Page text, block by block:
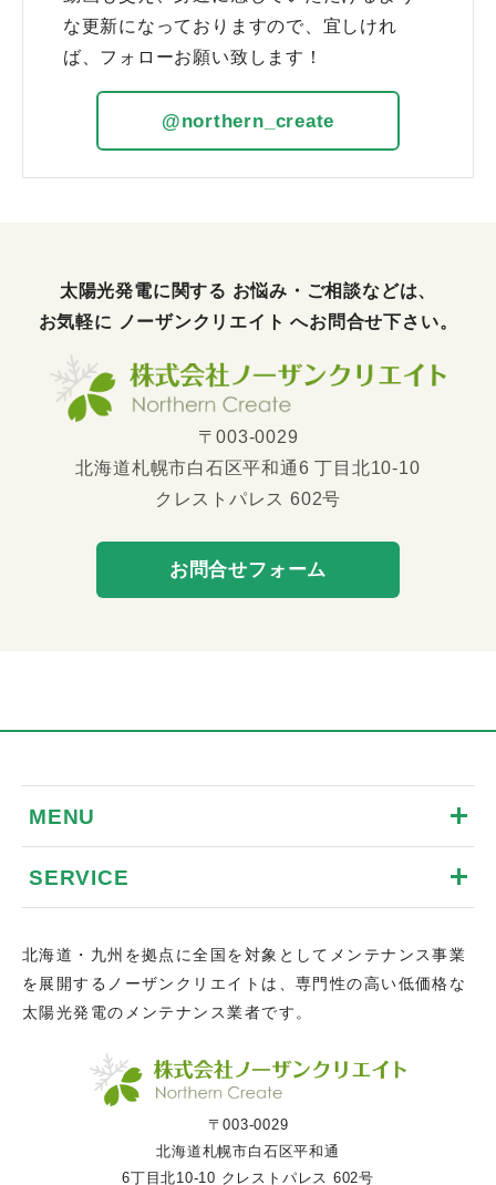
な更新になっておりますので、宜しけれ
ば、フォローお願い致します！
@northern_create
太陽光発電に関する お悩み・ご相談などは、
お気軽に
ノーザンクリエイトへお問合せ下さい。
〒003-0029
北海道札幌市白石区平和通6 丁目北10-10
クレストパレス 602号
お問合せフォーム
MENU
SERVICE
北海道・九州を拠点に全国を対象としてメンテナンス事業
を展開するノーザンクリエイトは、専門性の高い低価格な
太陽光発電のメンテナンス業者です。
〒003-0029
北海道札幌市白石区平和通
6丁目北10-10 クレストパレス 602号